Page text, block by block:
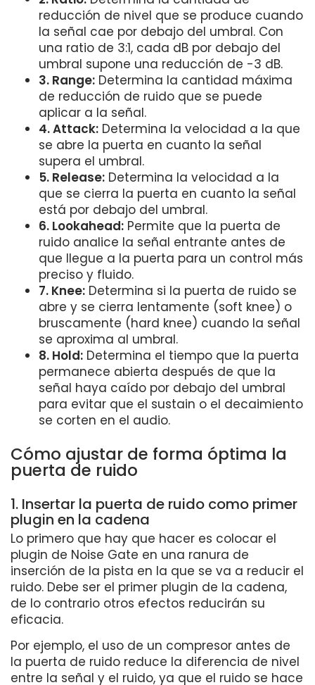
reducción de nivel que se produce cuando
la señal cae por debajo del umbral. Con
una ratio de 3:1, cada dB por debajo del
umbral supone una reducción de -3 dB.
3. Range: Determina la cantidad máxima
de reducción de ruido que se puede
aplicar a la señal.
4. Attack: Determina la velocidad a la que
se abre la puerta en cuanto la señal
supera el umbral.
5. Release: Determina la velocidad a la
que se cierra la puerta en cuanto la señal
está por debajo del umbral.
6. Lookahead: Permite que la puerta de
ruido analice la señal entrante antes de
que llegue a la puerta para un control más
preciso y fluido.
7. Knee: Determina si la puerta de ruido se
abre y se cierra lentamente (soft knee) o
bruscamente (hard knee) cuando la señal
se aproxima al umbral.
8. Hold: Determina el tiempo que la puerta
permanece abierta después de que la
señal haya caído por debajo del umbral
para evitar que el sustain o el decaimiento
se corten en el audio.
Cómo ajustar de forma óptima la
puerta de ruido
1. Insertar la puerta de ruido como primer
plugin en la cadena
Lo primero que hay que hacer es colocar el
plugin de Noise Gate en una ranura de
inserción de la pista en la que se va a reducir el
ruido. Debe ser el primer plugin de la cadena,
de lo contrario otros efectos reducirán su
eficacia.
Por ejemplo, el uso de un compresor antes de
la puerta de ruido reduce la diferencia de nivel
entre la señal y el ruido, ya que el ruido se hace